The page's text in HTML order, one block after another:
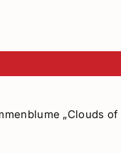
„Clouds of